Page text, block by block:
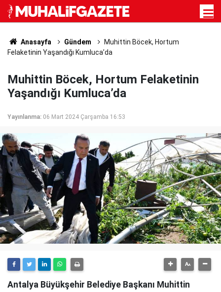
Anasayfa Gündem
Muhittin Böcek, Hortum
Felaketinin Yaşandığı Kumluca’da
Muhittin Böcek, Hortum Felaketinin
Yaşandığı Kumluca’da
Yayınlanma: 06 Mart 2024 Çarşamba 16:53
Antalya Büyükşehir Belediye Başkanı Muhittin